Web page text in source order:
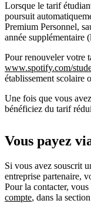
Lorsque le tarif
poursuit
Premium Personnel,
année supplémentaire
Pour renouveler votre
www.spotify.com/
établissement scolaire
Une fois que vous
bénéficiez du tarif
Vous payez
Si vous avez souscrit
entreprise partenaire,
Pour la contacter,
compte, dans la section